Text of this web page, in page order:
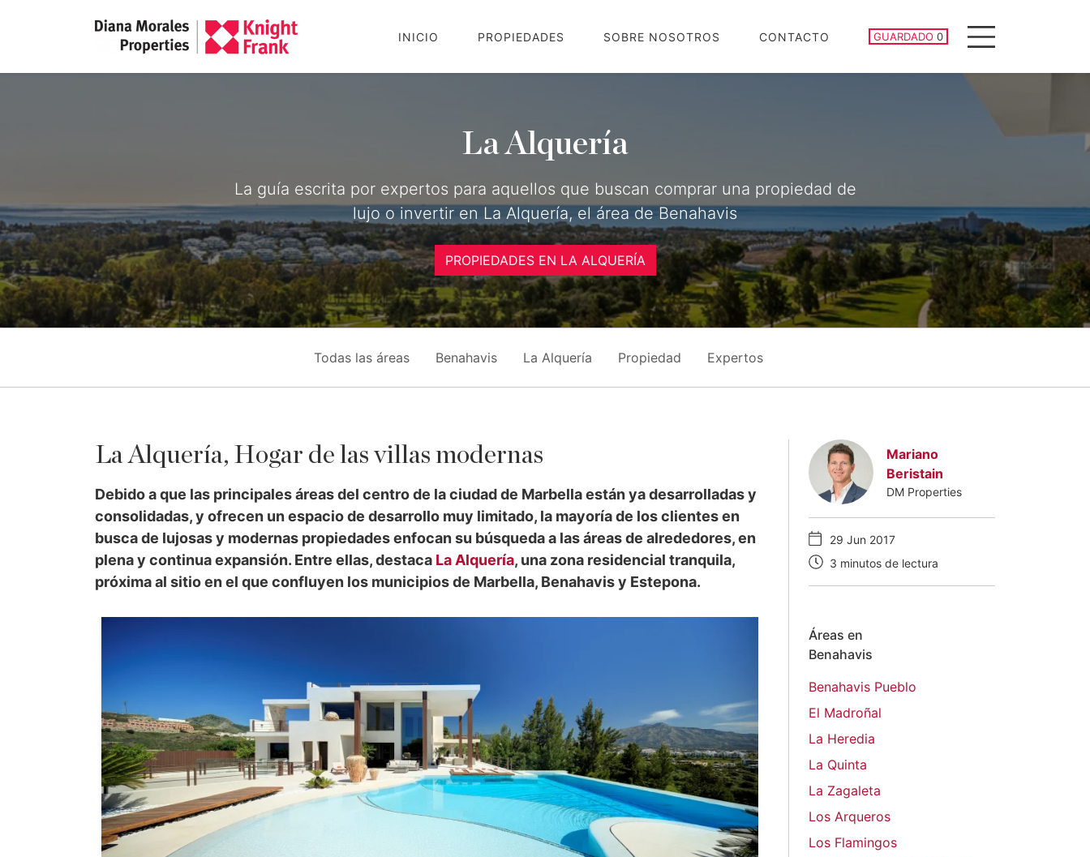
INICIO PROPIEDADES SOBRE NOSOTROS CONTACTO GUARDADO 0
PROPIEDADES GUARDADAS
Menu
La Alquería
La guía escrita por expertos para aquellos que buscan comprar una propiedad de
lujo o invertir en La Alquería, el área de Benahavis
PROPIEDADES EN LA ALQUERÍA
Todas las áreas Benahavis La Alquería Propiedad Expertos
La Alquería, Hogar de las villas modernas
Debido a que las principales áreas del centro de la ciudad de Marbella están ya desarrolladas y
consolidadas, y ofrecen un espacio de desarrollo muy limitado, la mayoría de los clientes en
busca de lujosas y modernas propiedades enfocan su búsqueda a las áreas de alrededores, en
plena y continua expansión. Entre ellas, destaca La Alquería, una zona residencial tranquila,
próxima al sitio en el que confluyen los municipios de Marbella, Benahavis y Estepona.
Mariano
Beristain
DM Properties
29 Jun 2017
3 minutos de lectura
Áreas en
Benahavis
Benahavis Pueblo
El Madroñal
La Heredia
La Quinta
La Zagaleta
Los Arqueros
Los Flamingos